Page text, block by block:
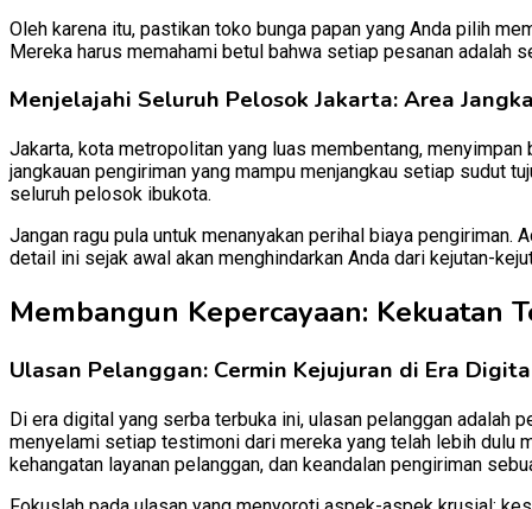
Oleh karena itu, pastikan toko bunga papan yang Anda pilih
Mereka harus memahami betul bahwa setiap pesanan adalah
Menjelajahi Seluruh Pelosok Jakarta: Area
Jakarta, kota metropolitan yang luas membentang,
jangkauan pengiriman yang mampu menjangkau setiap sudut
seluruh pelosok ibukota.
Jangan ragu pula untuk menanyakan perihal biaya
detail ini sejak awal akan menghindarkan Anda dari kejutan-
Membangun Kepercayaan: Kekuatan
Ulasan Pelanggan: Cermin Kejujuran di Era
Di era digital yang serba terbuka ini, ulasan pelanggan adalah
menyelami setiap testimoni dari mereka yang telah lebih dulu
kehangatan layanan pelanggan, dan keandalan pengiriman